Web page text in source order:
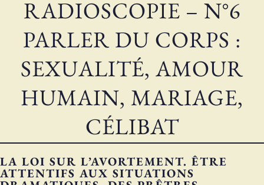
RADIOSCOPIE – N°6
PARLER DU CORPS :
SEXUALITÉ, AMOUR
HUMAIN, MARIAGE,
CÉLIBAT
LA LOI SUR L’AVORTEMENT. ÊTRE
ATTENTIFS AUX SITUATIONS